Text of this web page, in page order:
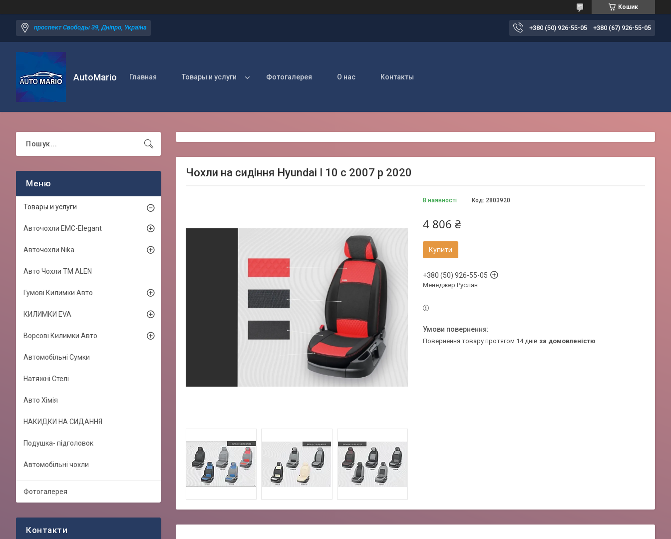
Кошик
проспект Свободы 39, Дніпро, Україна +380 (50) 926-55-05 +380 (67) 926-55-05
AutoMario Главная Товары и услуги Фотогалерея О нас Контакты
Чохли на сидіння Hyundai I 10 c 2007 р 2020
В наявності Код: 2803920
4 806 ₴
Купити
+380 (50) 926-55-05
Менеджер Руслан
повернення товару протягом 14 днів за домовленістю
Товары и услуги
Авточохли EMC-Elegant
Авточохли Nika
Авто Чохли TM ALEN
Гумові Килимки Авто
КИЛИМКИ EVA
Ворсові Килимки Авто
Автомобільні Сумки
Натяжні Стелі
Авто Хімія
НАКИДКИ НА СИДАННЯ
Подушка- підголовок
Автомобільні чохли
Фотогалерея